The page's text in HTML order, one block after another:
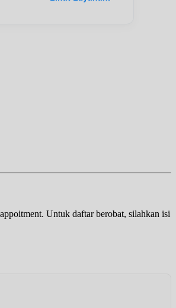
Untuk daftar berobat, silahkan isi